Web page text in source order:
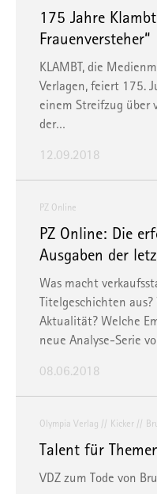
175 Jahre
Frauenversteher“
KLAMBT, die
Verlagen, feiert 175.
einem Streifzug über
der…
12.09.2018
PZ Online
PZ Online: Die
Ausgaben der
Was macht
Titelgeschichten
Aktualität? Welche
neue Analyse-Serie
08.06.2018
Olympia Verlag Kicker
Talent für
VDZ zum Tode von